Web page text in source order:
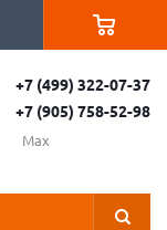
+7 (499) 322-07-37
+7 (905) 758-52-98
Max